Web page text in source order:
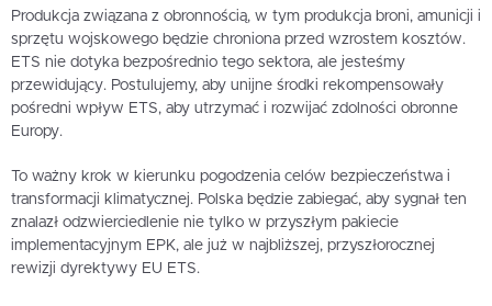
Produkcja związana z obronnością, w tym produkcja broni, amunicji i
sprzętu wojskowego będzie chroniona przed wzrostem kosztów.
ETS nie dotyka bezpośrednio tego sektora, ale jesteśmy
przewidujący. Postulujemy, aby unijne środki rekompensowały
pośredni wpływ ETS, aby utrzymać i rozwijać zdolności obronne
Europy.
To ważny krok w kierunku pogodzenia celów bezpieczeństwa i
transformacji klimatycznej. Polska będzie zabiegać, aby sygnał ten
znalazł odzwierciedlenie nie tylko w przyszłym pakiecie
implementacyjnym EPK, ale już w najbliższej, przyszłorocznej
rewizji dyrektywy EU ETS.